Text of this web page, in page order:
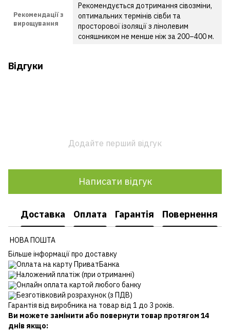
Рекомендації з
вирощування
Рекомендується дотримання сівозміни,
оптимальних термінів сівби та
просторової ізоляції з лінолевим
соняшником не менше ніж за 200–400 м.
Відгуки
Додайте перший відгук
Написати відгук
Доставка Оплата Гарантія Повернення
НОВА ПОШТА
Більше інформації про доставку
Оплата на карту ПриватБанка
Наложений платіж (при отриманні)
Онлайн оплата картой любого банку
Безготівковий розрахунок (з ПДВ)
Гарантія від виробника на товар від 1 до 3 років.
Ви можете замінити або повернути товар протягом 14
днів якщо: